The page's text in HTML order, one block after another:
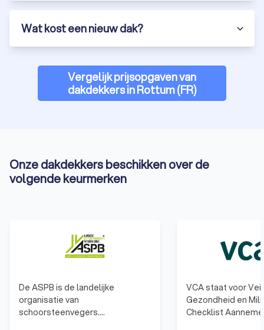
Wat kost een nieuw dak?
Vergelijk prijsopgaven van
dakdekkers in Rottum (FR)
Onze dakdekkers beschikken over de
volgende keurmerken
De ASPB is de landelijke
organisatie van
schoorsteenvegers.
VCA staat voor
Gezondheid en
Checklist